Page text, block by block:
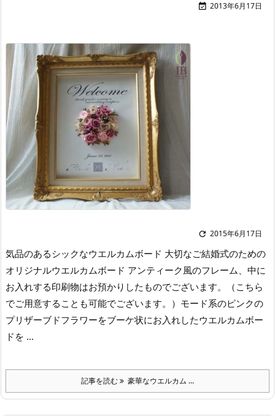
 2013年6月17日
 2015年6月17日
気品のあるシックなウエルカムボード 大切なご結婚式のための
オリジナルウエルカムボード アンティーク風のフレーム、中に
お入れする印刷物はお預かりしたものでございます。（こちら
でご用意することも可能でございます。）モード系のピンクの
プリザーブドフラワーをブーケ状にお入れしたウエルカムボー
ドを ...
記事を読む 豪華なウエルカム ...